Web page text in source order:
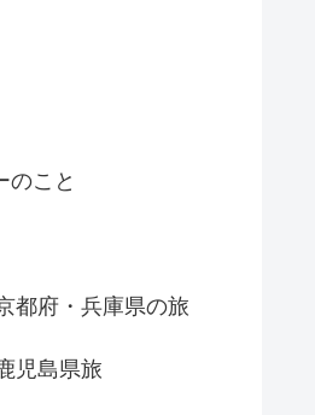
のこと
都府・兵庫県の旅
児島県旅